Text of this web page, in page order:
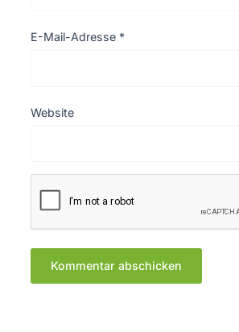
E-Mail-Adresse *
Website